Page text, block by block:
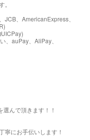
JCB、AmericanExpress、
、auPay、AliPay、
んで頂きます！！
寧にお手伝いします！